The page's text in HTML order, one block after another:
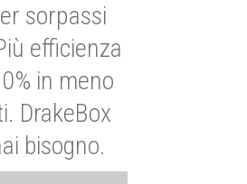
sorpassi
efficienza
in meno
DrakeBox
bisogno.